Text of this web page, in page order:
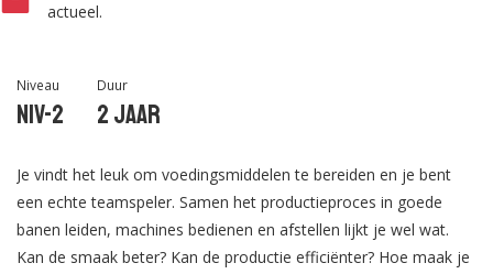
actueel.
Niveau
Niv-2
Duur
2 jaar
Je vindt het leuk om voedingsmiddelen te bereiden en je bent
een echte teamspeler. Samen het productieproces in goede
banen leiden, machines bedienen en afstellen lijkt je wel wat.
Kan de smaak beter? Kan de productie efficiënter? Hoe maak je